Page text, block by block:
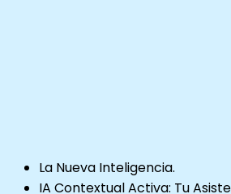
La Nueva Inteligencia.
IA Contextual Activa: Tu